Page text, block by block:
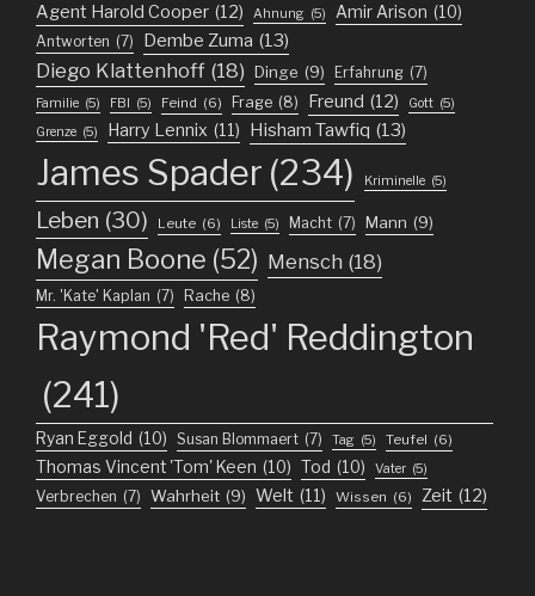
Agent Harold Cooper (12) Ahnung (5) Amir Arison (10)
Antworten (7) Dembe Zuma (13)
Diego Klattenhoff (18) Dinge (9) Erfahrung (7)
Familie (5) FBI (5) Feind (6) Frage (8) Freund (12) Gott (5)
Grenze (5) Harry Lennix (11) Hisham Tawfiq (13)
James Spader (234) Kriminelle (5)
Leben (30) Leute (6) Liste (5) Macht (7) Mann (9)
Megan Boone (52) Mensch (18)
Mr. 'Kate' Kaplan (7) Rache (8)
Raymond 'Red' Reddington
(241)
Ryan Eggold (10) Susan Blommaert (7) Tag (5) Teufel (6)
Thomas Vincent 'Tom' Keen (10) Tod (10) Vater (5)
Verbrechen (7) Wahrheit (9) Welt (11) Wissen (6) Zeit (12)